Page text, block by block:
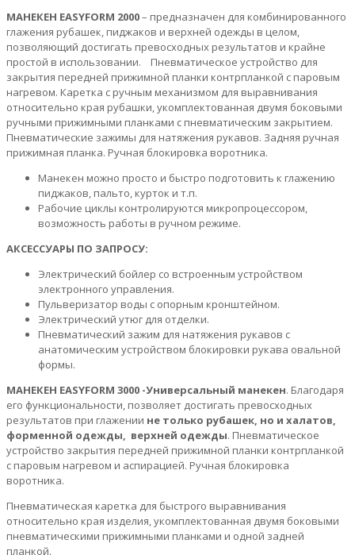
МАНЕКЕН EASYFORM 2000– предназначен для комбинированного
глажения рубашек, пиджаков и верхней одежды в целом,
позволяющий достигать превосходных результатов и крайне
простой в использовании. Пневматическое устройство для
закрытия передней прижимной планки контрпланкой с паровым
нагревом. Каретка с ручным механизмом для выравнивания
относительно края рубашки, укомплектованная двумя боковыми
ручными прижимными планками с пневматическим закрытием.
Пневматические зажимы для натяжения рукавов. Задняя ручная
прижимная планка. Ручная блокировка воротника.
Манекен можно просто и быстро подготовить к глажению
пиджаков, пальто, курток и т.п.
Рабочие циклы контролируются микропроцессором,
возможность работы в ручном режиме.
АКСЕССУАРЫ ПО ЗАПРОСУ:
Электрический бойлер со встроенным устройством
электронного управления.
Пульверизатор воды с опорным кронштейном.
Электрический утюг для отделки.
Пневматический зажим для натяжения рукавов с
анатомическим устройством блокировки рукава овальной
формы.
МАНЕКЕН EASYFORM 3000 -Универсальный манекен. Благодаря
его функциональности, позволяет достигать превосходных
результатов при глажении не только рубашек, но и халатов,
форменной одежды, верхней одежды. Пневматическое
устройство закрытия передней прижимной планки контрпланкой
с паровым нагревом и аспирацией. Ручная блокировка
воротника.
Пневматическая каретка для быстрого выравнивания
относительно края изделия, укомплектованная двумя боковыми
пневматическими прижимными планками и одной задней
планкой.